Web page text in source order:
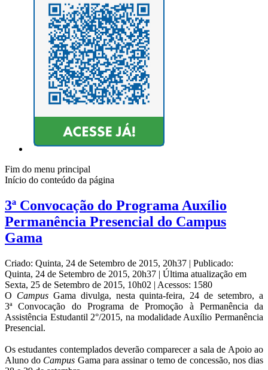
Fim do menu principal
Início do conteúdo da página
3ª Convocação do Programa Auxílio
Permanência Presencial do Campus
Gama
Criado: Quinta, 24 de Setembro de 2015, 20h37 | Publicado:
Quinta, 24 de Setembro de 2015, 20h37 | Última atualização em
Sexta, 25 de Setembro de 2015, 10h02 | Acessos: 1580
O CampusGama divulga, nesta quinta-feira, 24 de setembro, a
3ª Convocação do Programa de Promoção à Permanência da
Assistência Estudantil 2°/2015, na modalidade Auxílio Permanência
Presencial.
Os estudantes contemplados deverão comparecer a sala de Apoio ao
Aluno do Campus Gama para assinar o temo de concessão, nos dias